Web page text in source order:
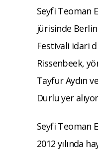
Seyfi Teoman
jürisinde
Festivali idari
Rissenbeek,
Tayfur Aydın
Durlu yer
Seyfi Teoman
2012 yılında